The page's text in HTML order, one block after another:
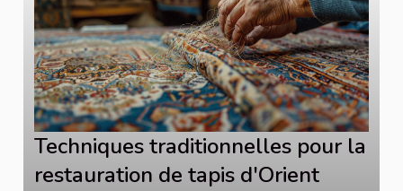
Techniques traditionnelles pour la
restauration de tapis d'Orient